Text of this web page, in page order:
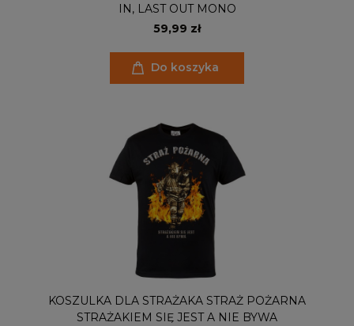
IN, LAST OUT MONO
59,99 zł
Do koszyka
KOSZULKA DLA STRAŻAKA STRAŻ POŻARNA
STRAŻAKIEM SIĘ JEST A NIE BYWA